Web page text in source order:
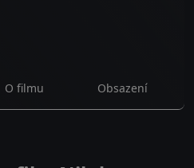
O filmu Obsazení